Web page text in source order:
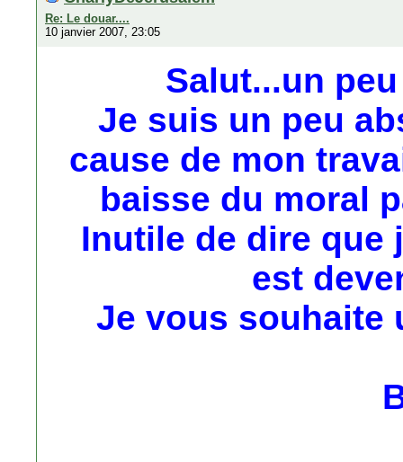
Re: Le douar....
10 janvier 2007, 23:05
Salut...un
Je suis un peu
cause de mon
baisse du moral
Inutile de dire que
est
Je vous souhaite